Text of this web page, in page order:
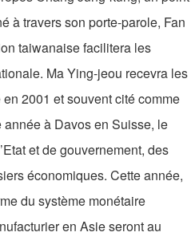
à travers son porte-parole, Fan
taiwanaise facilitera les
Ma Ying-jeou recevra les
2001 et souvent cité comme
à Davos en Suisse, le
et de gouvernement, des
économiques. Cette année,
du système monétaire
en Asie seront au